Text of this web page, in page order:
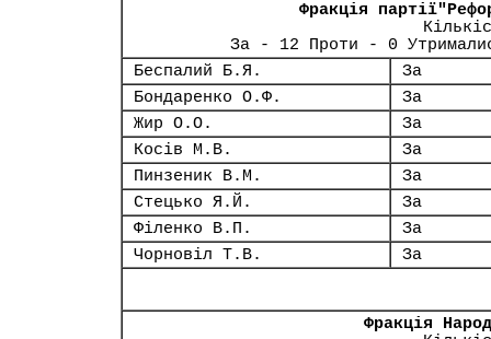
Фракція
За - 12 Проти - 0
Беспалий Б.Я.
За
Бондаренко О.Ф.
За
Жир О.О.
За
Косів М.В.
За
Пинзеник В.М.
За
Стецько Я.Й.
За
Філенко В.П.
За
Чорновіл Т.В.
За
Фракція